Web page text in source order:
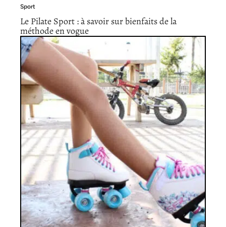
Sport
Le Pilate Sport : à savoir sur bienfaits de la
méthode en vogue